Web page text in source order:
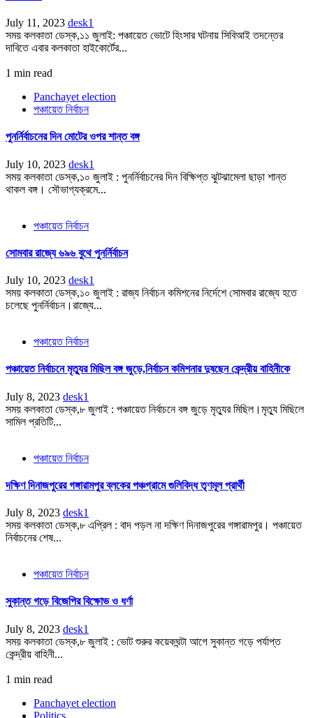
July 11, 2023 desk1
সময় কলকাতা ডেস্ক,১১ জুলাই: পঞ্চায়েত ভোটে হিংসার ঘটনায় সিবিআই তদন্তের
দাবিতে এবার কলকাতা হাইকোর্টের...
1 min read
Panchayet election
পঞ্চায়েত নির্বাচন
পুনর্নির্বাচনের দিন মোটের ওপর শান্ত বঙ্গ
July 10, 2023 desk1
সময় কলকাতা ডেস্ক,১০ জুলাই : পুনর্নির্বাচনের দিন বিক্ষিপ্ত ঝুটঝামেলা ছাড়া শান্ত
থাকল বঙ্গ। সৌভাগ্যক্রমে...
পঞ্চায়েত নির্বাচন
সোমবার রাজ্যে ৬৯৬ বুথে পুনর্নির্বাচন
July 10, 2023 desk1
সময় কলকাতা ডেস্ক,১০ জুলাই : রাজ্য নির্বাচন কমিশনের নির্দেশে সোমবার রাজ্যে হতে
চলেছে পুনর্নির্বাচন।রাজ্যে...
পঞ্চায়েত নির্বাচন
পঞ্চায়েত নির্বাচনে মৃত্যুর মিছিল বঙ্গ জুড়ে,নির্বাচন কমিশনার দুষছেন কেন্দ্রীয় বাহিনীকে
July 8, 2023 desk1
সময় কলকাতা ডেস্ক,৮ জুলাই : পঞ্চায়েত নির্বাচনে বঙ্গ জুড়ে মৃত্যুর মিছিল।মৃত্যু মিছিলে
সামিল প্রতিটি...
পঞ্চায়েত নির্বাচন
দক্ষিণ দিনাজপুরের গঙ্গারামপুর ব্লকের পঞ্চগ্রামে গুলিবিদ্ধ তৃণমূল প্রার্থী
July 8, 2023 desk1
সময় কলকাতা ডেস্ক,৮ এপ্রিল : বাদ পড়ল না দক্ষিণ দিনাজপুরের গঙ্গারামপুর। পঞ্চায়েত
নির্বাচনের শেষ...
পঞ্চায়েত নির্বাচন
সুকান্ত গড়ে বিজেপির বিক্ষোভ ও ধর্ণা
July 8, 2023 desk1
সময় কলকাতা ডেস্ক,৮ জুলাই : ভোট শুরুর কয়েকঘন্টা আগে সুকান্ত গড়ে পর্যাপ্ত
কেন্দ্রীয় বাহিনী...
1 min read
Panchayet election
Politics